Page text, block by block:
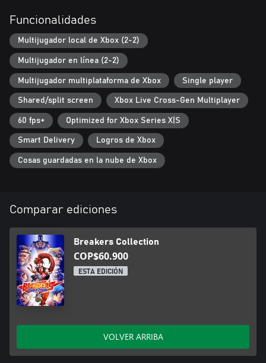
Funcionalidades
Multijugador local de Xbox (2-2)
Multijugador en línea (2-2)
Multijugador multiplataforma de Xbox Single player
Shared/split screen Xbox Live Cross-Gen Multiplayer
60 fps+ Optimized for Xbox Series X|S
Smart Delivery Logros de Xbox
Cosas guardadas en la nube de Xbox
Comparar ediciones
Breakers Collection
COP$60.900
ESTA EDICIÓN
VOLVER ARRIBA